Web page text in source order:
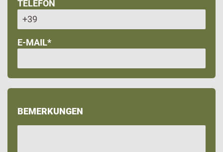
TELEFON
E-MAIL*
BEMERKUNGEN